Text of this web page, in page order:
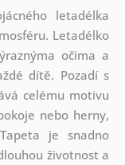
letadélka
Letadélko
očima a
dítě. Pozadí s
celému motivu
nebo herny,
je snadno
životnost a